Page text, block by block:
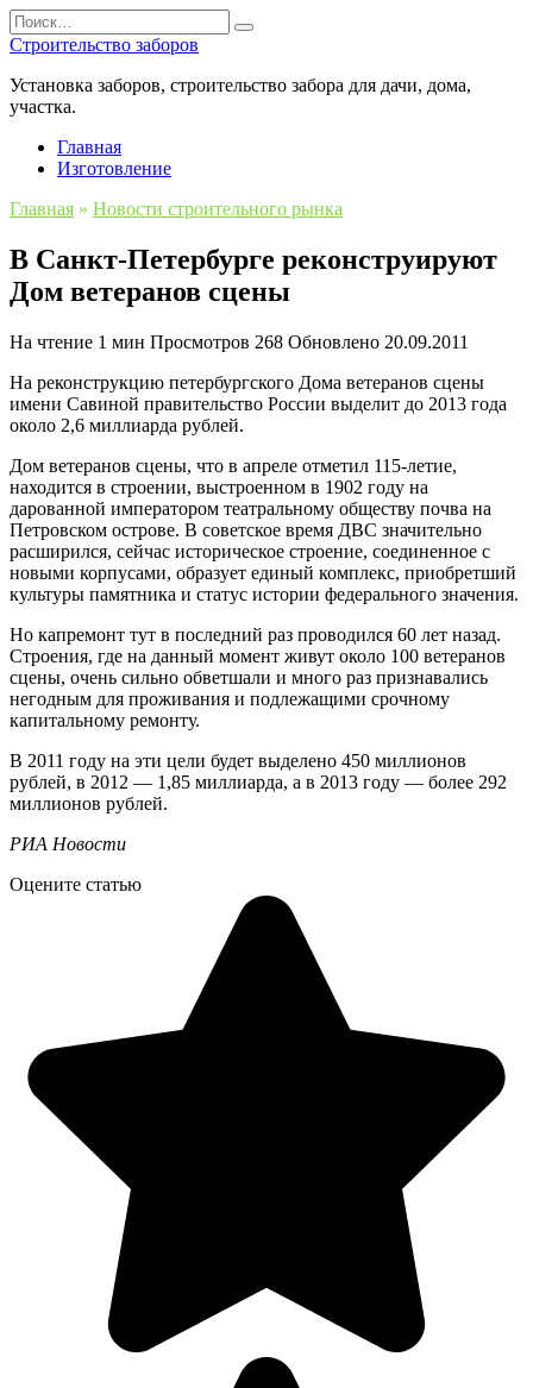
Перейти
к
содержанию
Search
for:
Строительство заборов
Установка заборов, строительство забора для дачи, дома,
участка.
Главная
Изготовление
Главная » Новости строительного рынка
В Санкт-Петербурге реконструируют
Дом ветеранов сцены
На чтение 1 мин Просмотров 268 Обновлено 20.09.2011
На реконструкцию петербургского Дома ветеранов сцены
имени Савиной правительство России выделит до 2013 года
около 2,6 миллиарда рублей.
Дом ветеранов сцены, что в апреле отметил 115-летие,
находится в строении, выстроенном в 1902 году на
дарованной императором театральному обществу почва на
Петровском острове. В советское время ДВС значительно
расширился, сейчас историческое строение, соединенное с
новыми корпусами, образует единый комплекс, приобретший
культуры памятника и статус истории федерального значения.
Но капремонт тут в последний раз проводился 60 лет назад.
Строения, где на данный момент живут около 100 ветеранов
сцены, очень сильно обветшали и много раз признавались
негодным для проживания и подлежащими срочному
капитальному ремонту.
В 2011 году на эти цели будет выделено 450 миллионов
рублей, в 2012 — 1,85 миллиарда, а в 2013 году — более 292
миллионов рублей.
РИА Новости
Оцените статью